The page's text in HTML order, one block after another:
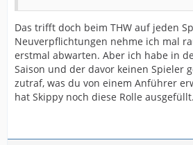
Das trifft doch beim THW auf jeden
Neuverpflichtungen nehme ich mal
erstmal abwarten. Aber ich habe in
Saison und der davor keinen Spieler
zutraf, was du von einem Anführer
hat Skippy noch diese Rolle ausgefüllt.